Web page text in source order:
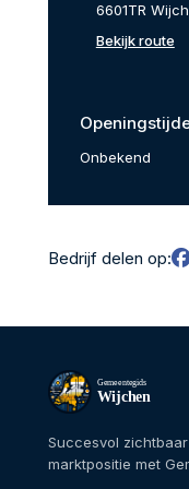
6601TR
Bekijk route
Onbekend
Bedrijf delen op:
Gemeentegids
Wijchen
Succesvol
marktpositie met